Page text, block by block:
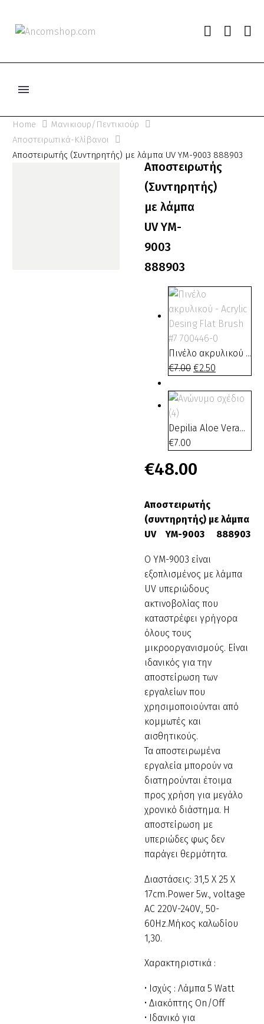
Home
Μανικιουρ/Πεντικιούρ
Αποστειρωτικά-Κλίβανοι
Αποστειρωτής (Συντηρητής) με λάμπα UV YM-9003 888903
Αποστειρωτής
(Συντηρητής)
με λάμπα
UV YM-
9003
888903
Πινέλο ακρυλικού ...
€7.00 Original
was:
€2.50
τιμή
€2.50.
Depilia Aloe Vera...
€7.00
€48.00
Αποστειρωτής
(συντηρητής) με λάμπα
UV YM-9003 888903
Ο YM-9003 είναι
εξοπλισμένος με λάμπα
UV υπεριώδους
ακτινοβολίας που
καταστρέφει γρήγορα
όλους τους
μικροοργανισμούς. Είναι
ιδανικός για την
αποστείρωση των
εργαλείων που
χρησιμοποιούνται από
κομμωτές και
αισθητικούς.
Τα αποστειρωμένα
εργαλεία μπορούν να
διατηρούνται έτοιμα
προς χρήση για μεγάλο
χρονικό διάστημα. Η
αποστείρωση με
υπεριώδες φως δεν
παράγει θερμότητα.
Διαστάσεις: 31,5 Χ 25 Χ
17cm.Power 5w., voltage
AC 220V-240V., 50-
60Hz.Μήκος καλωδίου
1,30.
Χαρακτηριστικά :
• Ισχύς : Λάμπα 5 Watt
• Διακόπτης On/Off
• Ιδανικό για